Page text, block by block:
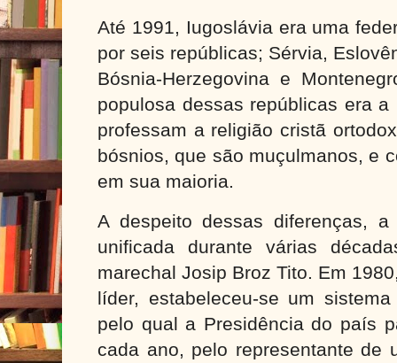
Até 1991, Iugoslávia era uma
por seis repúblicas; Sérvia,
Bósnia-Herzegovina e
populosa dessas repúblicas era
professam a religião cristã
bósnios, que são muçulmanos, e
em sua maioria.
A despeito dessas diferenças, a
unificada durante várias
marechal Josip Broz Tito. Em
líder, estabeleceu-se um
pelo qual a Presidência do país
cada ano, pelo representante de